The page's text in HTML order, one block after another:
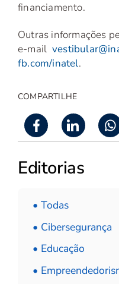
financiamento.
Outras informações
e-mail
fb.com/inatel.
COMPARTILHE
Editorias
• Todas
• Cibersegurança
• Educação
•